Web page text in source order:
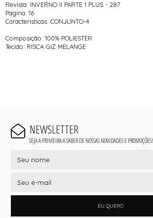
Revista: INVERNO II PARTE 1 PLUS - 287
Pagina: 16
Caracteristicas: CONJUNTO-4
Composição: 100% POLIESTER
Tecido: RISCA GIZ MELANGE
NEWSLETTER
SEJA A PRIMEIRA A SABER DE NOSSAS NOVIDADES E PROMOÇÕES!
EU QUERO